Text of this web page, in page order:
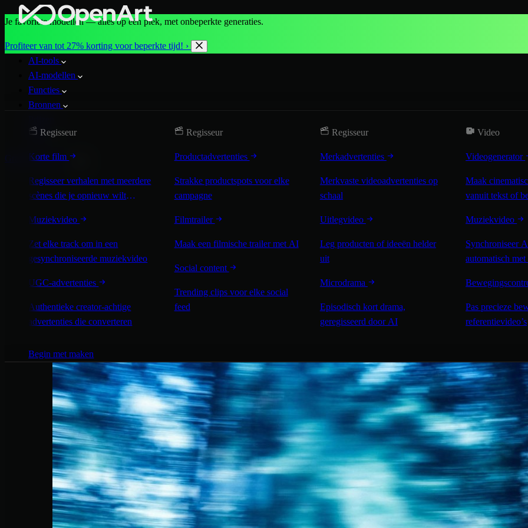
Je favoriete modellen — alles op één plek, met onbeperkte generaties.
Profiteer van tot 27% korting voor beperkte tijd! ›
AI-tools
AI-modellen
Functies
Bronnen
More
Gratis beginnen
Regisseur
Korte film
Regisseer verhalen met meerdere
scènes die je opnieuw wilt
Muziekvideo
Zet elke track om in een
gesynchroniseerde muziekvideo
UGC-advertenties
Authentieke creator-achtige
advertenties die converteren
Regisseur
Productadvertenties
Strakke productspots voor elke
campagne
Filmtrailer
Maak een filmische trailer met AI
Social content
Trending clips voor elke social
feed
Regisseur
Merkadvertenties
Merkvaste videoadvertenties op
schaal
Uitlegvideo
Leg producten of ideeën helder
uit
Microdrama
Episodisch kort drama,
geregisseerd door AI
Video
Videogenerator
Maak
vanuit tekst of
Muziekvideo
Synchroniseer
automatisch
Pas precieze
referentievideo’s
Begin met maken